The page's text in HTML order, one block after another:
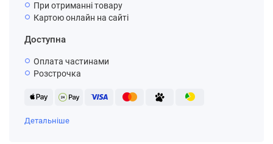
При отриманні товару
Картою онлайн на сайті
Доступна
Оплата частинами
Розстрочка
Детальніше